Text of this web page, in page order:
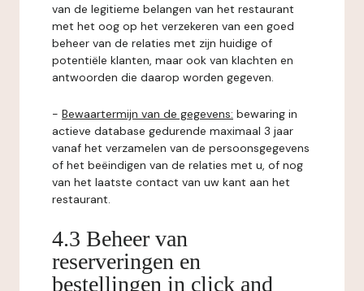
van de legitieme belangen van het restaurant
met het oog op het verzekeren van een goed
beheer van de relaties met zijn huidige of
potentiële klanten, maar ook van klachten en
antwoorden die daarop worden gegeven.
- Bewaartermijn van de gegevens: bewaring in
actieve database gedurende maximaal 3 jaar
vanaf het verzamelen van de persoonsgegevens
of het beëindigen van de relaties met u, of nog
van het laatste contact van uw kant aan het
restaurant.
4.3 Beheer van
reserveringen en
bestellingen in click and